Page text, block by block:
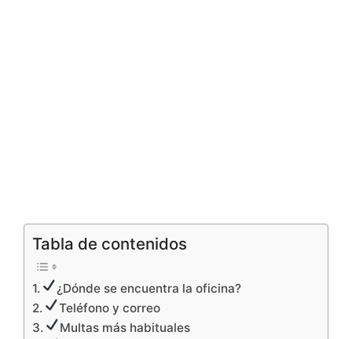
Tabla de contenidos
¿Dónde se encuentra la oficina?
Teléfono y correo
Multas más habituales